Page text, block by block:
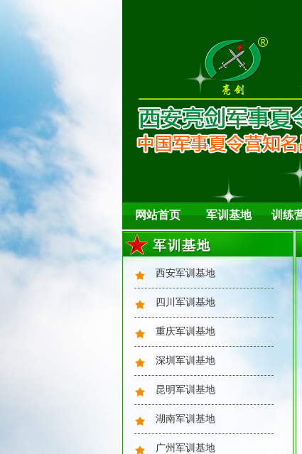
网站首页 军训基地 训练
西安军训基地
四川军训基地
重庆军训基地
深圳军训基地
昆明军训基地
湖南军训基地
广州军训基地